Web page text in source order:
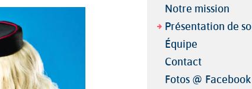
Notre mission
Présentation de
Équipe
Contact
Fotos @ Facebook